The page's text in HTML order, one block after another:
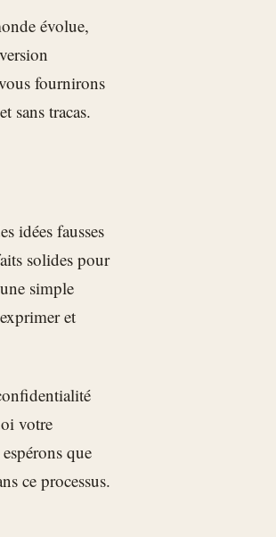
évolue,
fournirons
sans tracas.
idées fausses
solides pour
simple
et
votre
que
ce processus.